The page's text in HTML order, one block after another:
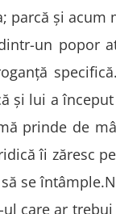
parcă și
un popor
și lui a
prinde de
îi zăresc
se
care ar trebui